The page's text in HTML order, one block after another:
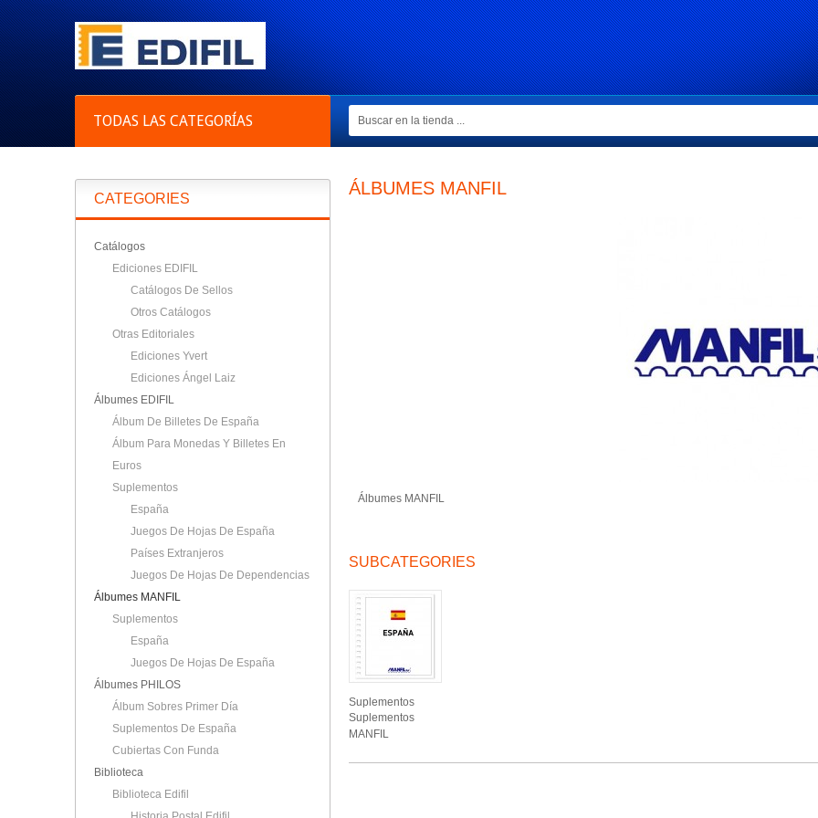
TODAS LAS CATEGORÍAS
CATEGORIES
Catálogos
Ediciones EDIFIL
Catálogos De Sellos
Otros Catálogos
Otras Editoriales
Ediciones Yvert
Ediciones Ángel Laiz
Álbumes EDIFIL
Álbum De Billetes De España
Álbum Para Monedas Y Billetes En
Euros
Suplementos
España
Juegos De Hojas De España
Países Extranjeros
Juegos De Hojas De Dependencias
Álbumes MANFIL
Suplementos
España
Juegos De Hojas De España
Álbumes PHILOS
Álbum Sobres Primer Día
Suplementos De España
Cubiertas Con Funda
Biblioteca
Biblioteca Edifil
ÁLBUMES MANFIL
Álbumes MANFIL
SUBCATEGORIES
Suplementos
Suplementos
MANFIL